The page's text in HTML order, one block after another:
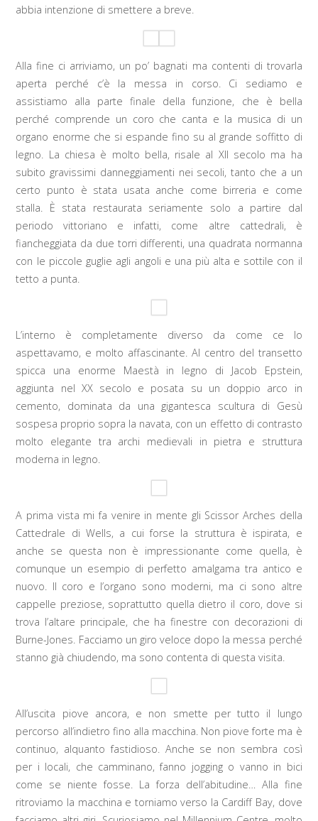
abbia intenzione di smettere a breve.
Alla fine ci arriviamo, un po’ bagnati ma contenti di trovarla
aperta perché c’è la messa in corso. Ci sediamo e
assistiamo alla parte finale della funzione, che è bella
perché comprende un coro che canta e la musica di un
organo enorme che si espande fino su al grande soffitto di
legno. La chiesa è molto bella, risale al XII secolo ma ha
subito gravissimi danneggiamenti nei secoli, tanto che a un
certo punto è stata usata anche come birreria e come
stalla. È stata restaurata seriamente solo a partire dal
periodo vittoriano e infatti, come altre cattedrali, è
fiancheggiata da due torri differenti, una quadrata normanna
con le piccole guglie agli angoli e una più alta e sottile con il
tetto a punta.
L’interno è completamente diverso da come ce lo
aspettavamo, e molto affascinante. Al centro del transetto
spicca una enorme Maestà in legno di Jacob Epstein,
aggiunta nel XX secolo e posata su un doppio arco in
cemento, dominata da una gigantesca scultura di Gesù
sospesa proprio sopra la navata, con un effetto di contrasto
molto elegante tra archi medievali in pietra e struttura
moderna in legno.
A prima vista mi fa venire in mente gli Scissor Arches della
Cattedrale di Wells, a cui forse la struttura è ispirata, e
anche se questa non è impressionante come quella, è
comunque un esempio di perfetto amalgama tra antico e
nuovo. Il coro e l’organo sono moderni, ma ci sono altre
cappelle preziose, soprattutto quella dietro il coro, dove si
trova l’altare principale, che ha finestre con decorazioni di
Burne-Jones. Facciamo un giro veloce dopo la messa perché
stanno già chiudendo, ma sono contenta di questa visita.
All’uscita piove ancora, e non smette per tutto il lungo
percorso all’indietro fino alla macchina. Non piove forte ma è
continuo, alquanto fastidioso. Anche se non sembra così
per i locali, che camminano, fanno jogging o vanno in bici
come se niente fosse. La forza dell’abitudine… Alla fine
ritroviamo la macchina e torniamo verso la Cardiff Bay, dove